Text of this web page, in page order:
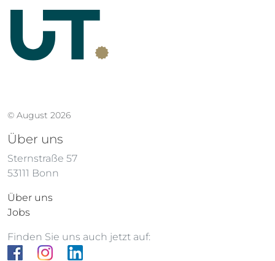
© August 2026
Über uns
Sternstraße 57
53111 Bonn
Über uns
Jobs
Finden Sie uns auch jetzt auf: